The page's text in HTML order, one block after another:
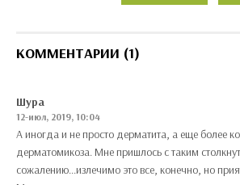
КОММЕНТАРИИ (1)
Шура
12-июл, 2019, 10:04
А иногда и не просто дерматита, а еще более
дерматомикоза. Мне пришлось с таким
сожалению...излечимо это все, конечно, но